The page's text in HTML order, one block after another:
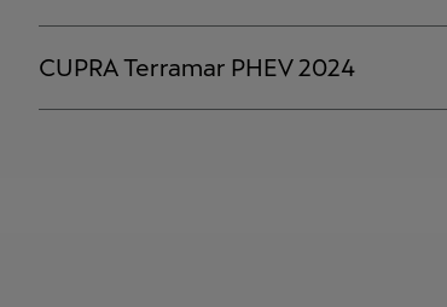
CUPRA Terramar PHEV 2024